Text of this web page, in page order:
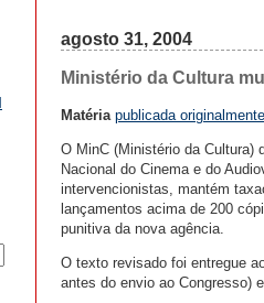
agosto 31, 2004
Ministério da Cultura
Matéria publicada originalmente
O MinC (Ministério da Cultura)
Nacional do Cinema e do
intervencionistas, mantém
lançamentos acima de 200
punitiva da nova agência.
O texto revisado foi entregue
antes do envio ao Congresso)